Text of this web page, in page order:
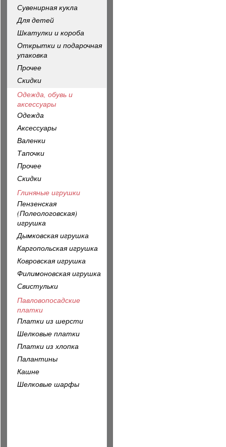
Сувенирная кукла
Для детей
Шкатулки и короба
Открытки и подарочная
упаковка
Прочее
Скидки
Одежда, обувь и
аксессуары
Одежда
Аксессуары
Валенки
Тапочки
Прочее
Скидки
Глиняные игрушки
Пензенская
(Полеологовская)
игрушка
Дымковская игрушка
Каргопольская игрушка
Ковровская игрушка
Филимоновская игрушка
Свистульки
Павловопосадские
платки
Платки из шерсти
Шелковые платки
Платки из хлопка
Палантины
Кашне
Шелковые шарфы